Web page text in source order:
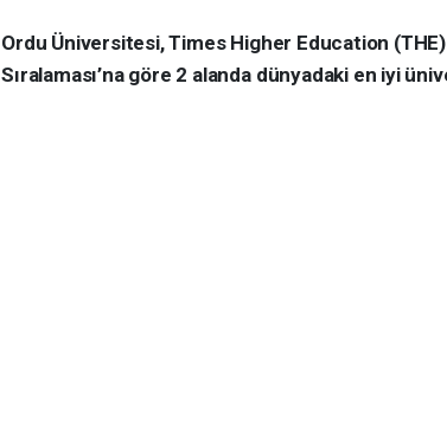
Ordu Üniversitesi, Times Higher Education
Sıralaması’na göre 2 alanda dünyadaki en iyi